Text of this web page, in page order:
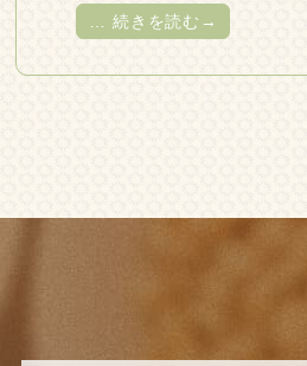
… 続きを読む→